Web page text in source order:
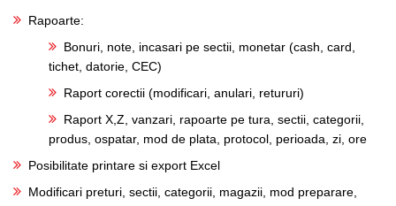
Rapoarte:
Bonuri, note, incasari pe sectii, monetar (cash, card,
tichet, datorie, CEC)
Raport corectii (modificari, anulari, retururi)
Raport X,Z, vanzari, rapoarte pe tura, sectii, categorii,
produs, ospatar, mod de plata, protocol, perioada, zi, ore
Posibilitate printare si export Excel
Modificari preturi, sectii, categorii, magazii, mod preparare,